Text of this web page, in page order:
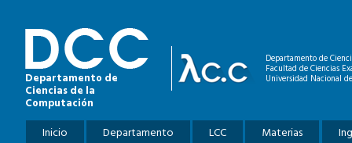
Departamento de
Ciencias de la
Computación
Departamento de
Facultad de Ciencias
Universidad Nacional
Menú principal
Inicio Departamento LCC Materias